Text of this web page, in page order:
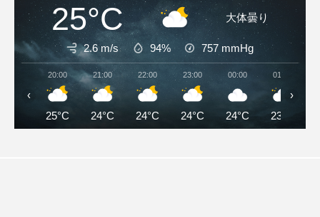
25°C 大体曇り
2.6 m/s 94% 757 mmHg
20:00
25°C
21:00
24°C
22:00
24°C
23:00
24°C
00:00
24°C
01:00
23°C
‹ ›